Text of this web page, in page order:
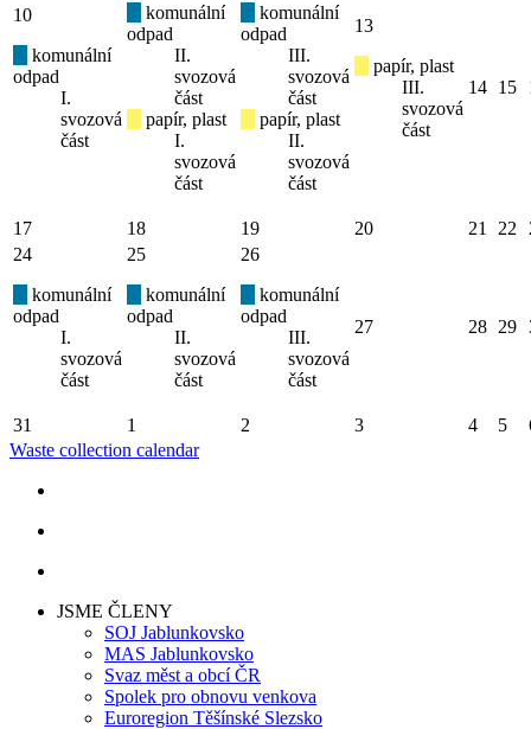
10
komunální
odpad
I.
svozová
část
komunální
odpad
II.
svozová
část
papír, plast
I.
svozová
část
komunální
odpad
III.
svozová
část
papír, plast
II.
svozová
část
13
papír, plast
III.
svozová
část
14 15
17 18 19 20 21 22
24
komunální
odpad
I.
svozová
část
25
komunální
odpad
II.
svozová
část
26
komunální
odpad
III.
svozová
část
27 28 29
31 1 2 3 4 5
Waste collection calendar
JSME ČLENY
SOJ Jablunkovsko
MAS Jablunkovsko
Svaz měst a obcí ČR
Spolek pro obnovu venkova
Euroregion Těšínské Slezsko